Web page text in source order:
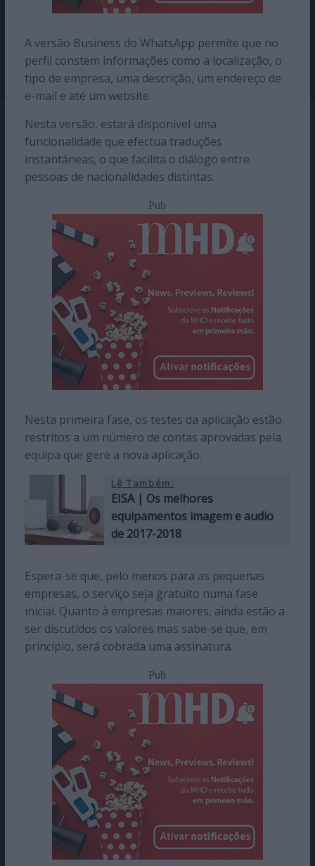
A versão Business do WhatsApp permite que no
perfil constem informações como a localização, o
tipo de empresa, uma descrição, um endereço de
e-mail e até um website.
Nesta versão, estará disponível uma
funcionalidade que efectua traduções
instantâneas, o que facilita o diálogo entre
pessoas de nacionalidades distintas.
Pub
Nesta primeira fase, os testes da aplicação estão
restritos a um número de contas aprovadas pela
equipa que gere a nova aplicação.
Lê Também:
EISA | Os melhores
equipamentos imagem e audio
de 2017-2018
Espera-se que, pelo menos para as pequenas
empresas, o serviço seja gratuito numa fase
inicial. Quanto à empresas maiores, ainda estão a
ser discutidos os valores mas sabe-se que, em
princípio, será cobrada uma assinatura.
Pub